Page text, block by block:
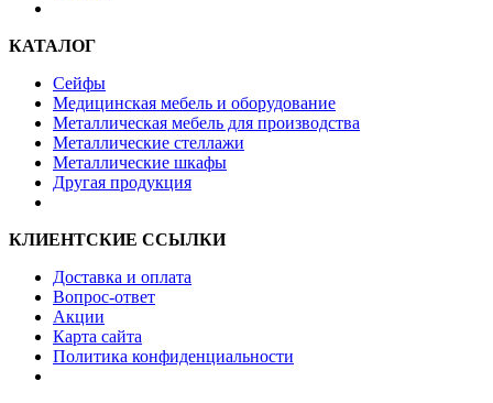
КАТАЛОГ
Сейфы
Медицинская мебель и оборудование
Металлическая мебель для производства
Металлические стеллажи
Металлические шкафы
Другая продукция
КЛИЕНТСКИЕ ССЫЛКИ
Доставка и оплата
Вопрос-ответ
Акции
Карта сайта
Политика конфиденциальности